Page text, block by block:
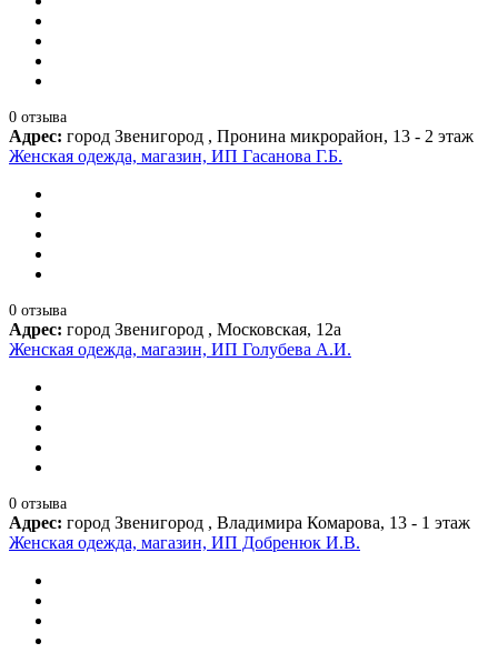
0 отзыва
Адрес: город Звенигород , Пронина микрорайон, 13 - 2 этаж
Женская одежда, магазин, ИП Гасанова Г.Б.
0 отзыва
Адрес: город Звенигород , Московская, 12а
Женская одежда, магазин, ИП Голубева А.И.
0 отзыва
Адрес: город Звенигород , Владимира Комарова, 13 - 1 этаж
Женская одежда, магазин, ИП Добренюк И.В.